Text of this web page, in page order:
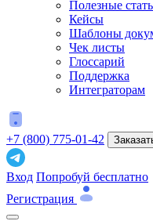
Полезные
Кейсы
Шаблоны
Чек листы
Глоссарий
Поддержка
Интеграторам
+7 (800) 775-01-42
Вход Попробуй бесплатно
Регистрация